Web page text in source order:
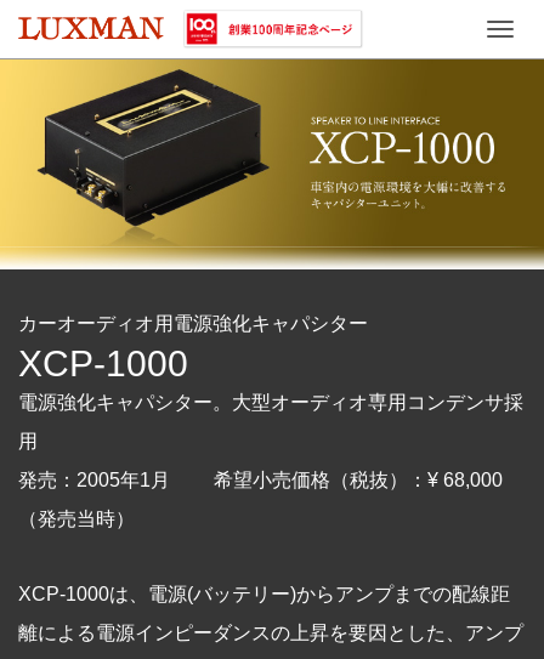
Toggle
カーオーディオ用電源強化キャパシター
XCP-1000
電源強化キャパシター。大型オーディオ専用コンデンサ採
用
発売：2005年1月 希望小売価格（税抜）：¥ 68,000
（発売当時）
XCP-1000は、電源(バッテリー)からアンプまでの配線距
離による電源インピーダンスの上昇を要因とした、アンプ